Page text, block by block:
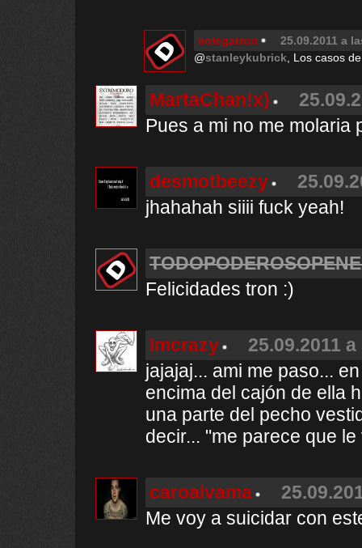
colegatron
25.09.2011 a
@stanleykubrick , Los casos
MartaChan!x)
Pues a mi no me molaria
desmotbeezy
jhahahah siiii fuck yeah!
Felicidades tron :)
Imcrazy
25.09.2011
jajajaj... ami me paso...
encima del cajón de ella
una parte del pecho
decir... "me parece que
caroalvama
Me voy a suicidar con